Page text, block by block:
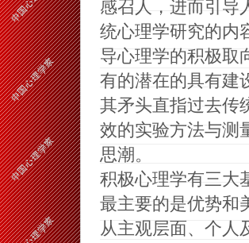
感召人，进而引导
统心理学研究的内
导心理学的积极取
有的潜在的具有建
其矛头直指过去传
效的实验方法与测
思潮。
积极心理学有三大
最主要的是优势和
从主观层面、个人